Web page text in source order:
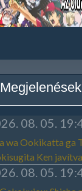
Megjelenések